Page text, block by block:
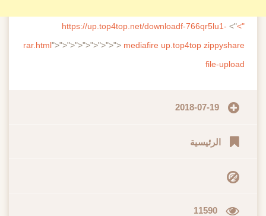
">
">
https://up.top4top.net/downloadf-766qr5lu1-
rar.html">">">">">">">">"> mediafire up.top4top zippyshare
file-upload
2018-07-19
الرئيسية
11590